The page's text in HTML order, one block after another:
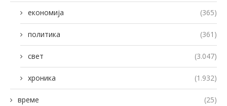
економија (365)
политика (361)
свет (3.047)
хроника (1.932)
време (25)